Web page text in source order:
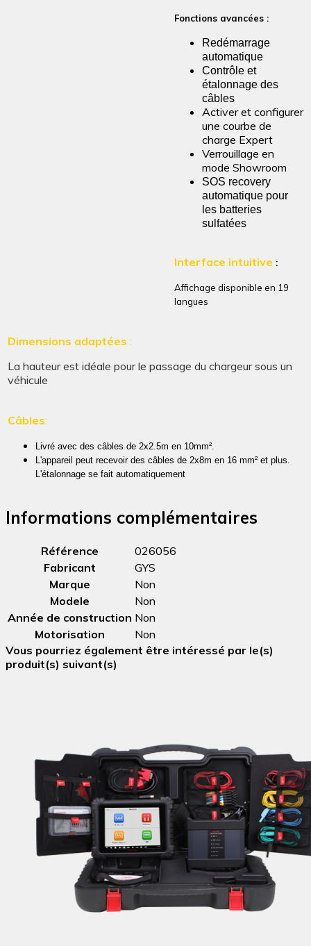
Fonctions avancées :
Redémarrage
automatique
Contrôle et
étalonnage des
câbles
Activer et configurer
une courbe de
charge Expert
Verrouillage en
mode Showroom
SOS recovery
automatique pour
les batteries
sulfatées
Interface intuitive :
Affichage disponible en 19
langues
Dimensions adaptées :
La hauteur est idéale pour le passage du chargeur sous un
véhicule
Câbles:
Livré avec des câbles de 2x2.5m en 10mm²
L'appareil peut recevoir des câbles de 2x8m en 16 mm² et plus.
L'étalonnage se fait automatiquement
Informations complémentaires
Référence
026056
Fabricant
GYS
Marque
Non
Modele
Non
Année de construction Non
Motorisation
Non
Vous pourriez également être intéressé par le(s)
produit(s) suivant(s)